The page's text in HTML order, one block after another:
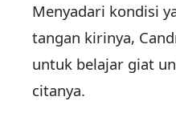
Menyadari kondisi
tangan kirinya,
untuk belajar giat
citanya.